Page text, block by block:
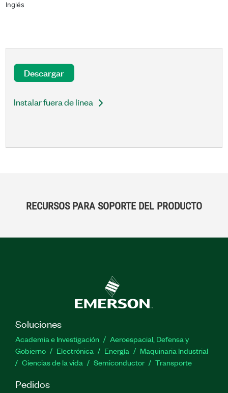
Inglés
Descargar
Instalar fuera de línea
RECURSOS PARA SOPORTE DEL PRODUCTO
Soluciones
Academia e Investigación
Aeroespacial, Defensa y
Gobierno
Electrónica Energía
Maquinaria Industrial
Ciencias de la vida
Semiconductor Transporte
Pedidos